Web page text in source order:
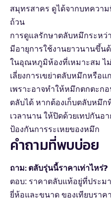
สมุทรสาคร ดูได้จากบทความ
ถ้วน
การดูแลรักษาตลับหมึกระหว่
มีอายุการใช้งานยาวนานขึ้น
ในอุณหภูมิห้องที่เหมาะสม ไ
เลี่ยงการเขย่าตลับหมึกหรือแ
เพราะอาจทำให้หมึกตกตะก
ตลับได้ หากต้องเก็บตลับหมึก
เวลานาน ให้ปิดด้วยเทปกันอ
ป้องกันการระเหยของหมึก
คำถามที่พบบ่อย
ถาม: ตลับรุ่นนี้ราคาเท่าไหร่?
ตอบ: ราคาตลับแท้อยู่ที่ประม
ยี่ห้อและขนาด ของเทียบราค